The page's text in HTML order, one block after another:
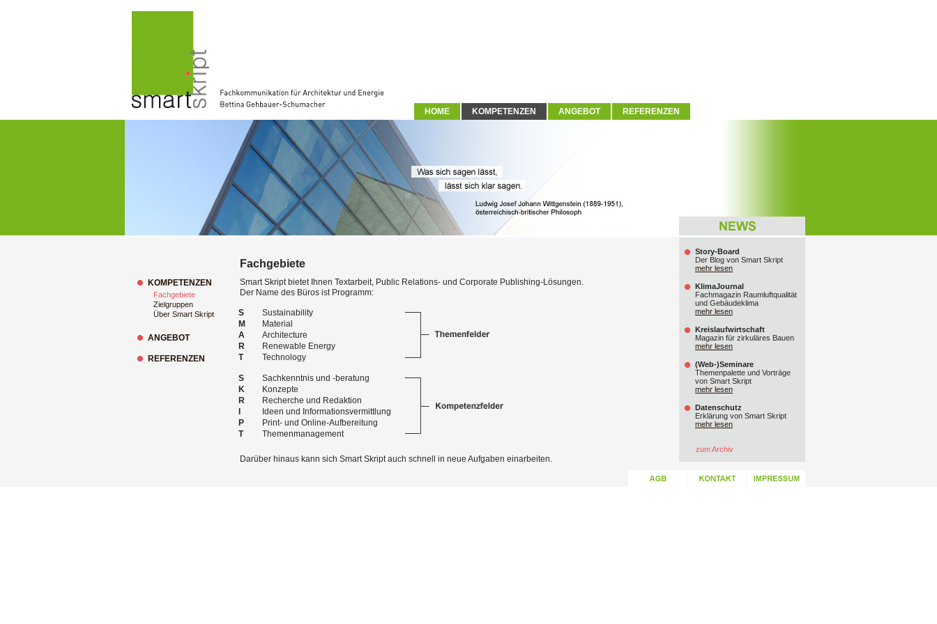
HOME KOMPETENZEN ANGEBOT REFERENZEN
KOMPETENZEN
Fachgebiete
Zielgruppen
Über Smart Skript
ANGEBOT
REFERENZEN
Fachgebiete
Smart Skript bietet Ihnen Textarbeit, Public Relations- und Corporate Publishing-Lösungen.
Der Name des Büros ist Programm:
S
Sustainability
M
Material
A
Architecture
R
Renewable Energy
T
Technology
S
Sachkenntnis und -beratung
K
Konzepte
R
Recherche und Redaktion
Ideen und Informationsvermittlung
P
Print- und Online-Aufbereitung
T
Themenmanagement
Darüber hinaus kann sich Smart Skript auch schnell in neue Aufgaben einarbeiten.
Story-Board
Der Blog von Smart Skript
mehr lesen
KlimaJournal
Fachmagazin Raumluftqualität
und Gebäudeklima
mehr lesen
Kreislaufwirtschaft
Magazin für zirkuläres Bauen
mehr lesen
(Web-)Seminare
Themenpalette und Vorträge
von Smart Skript
mehr lesen
Datenschutz
Erklärung von Smart Skript
mehr lesen
zum Archiv